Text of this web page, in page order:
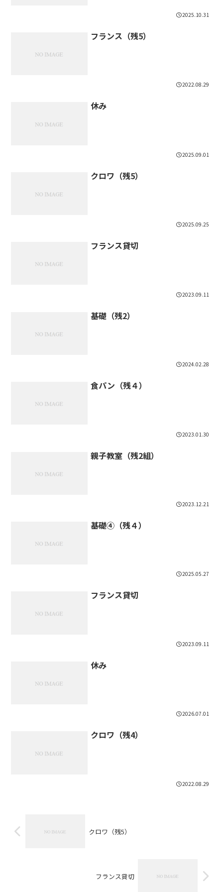
2025.10.31
フランス（残5）
2022.08.29
休み
2025.09.01
クロワ（残5）
2025.09.25
フランス貸切
2023.09.11
基礎（残2）
2024.02.28
食パン（残４）
2023.01.30
親子教室（残2組）
2023.12.21
基礎④（残４）
2025.05.27
フランス貸切
2023.09.11
休み
2026.07.01
クロワ（残4）
2022.08.29
クロワ（残5）
フランス貸切